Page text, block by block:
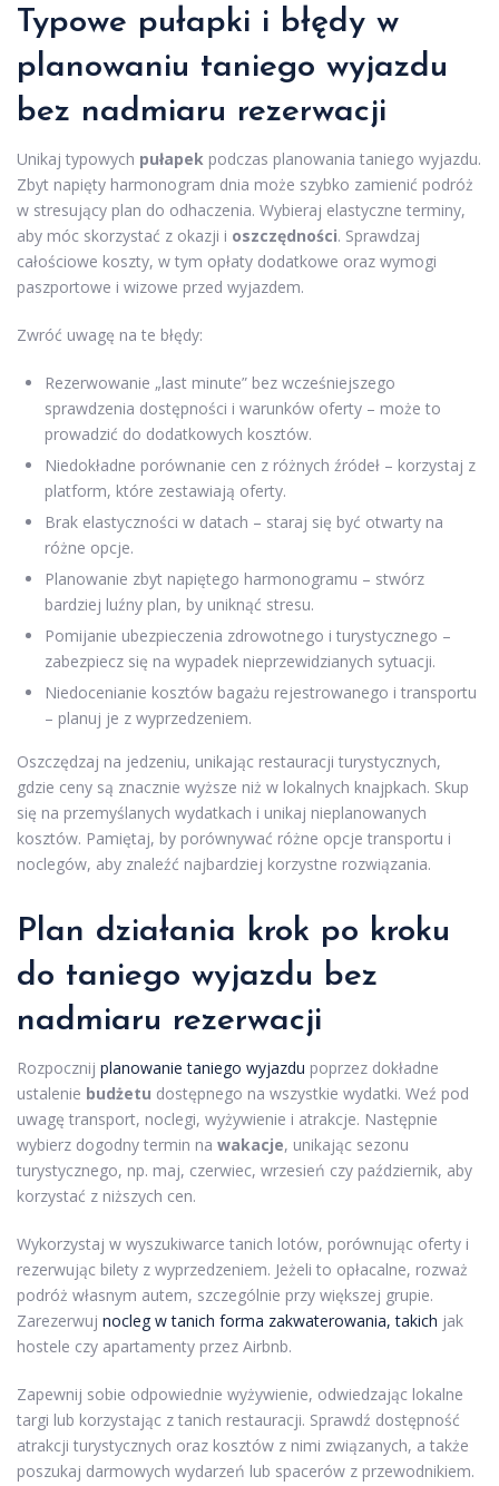
Typowe pułapki i błędy w
planowaniu taniego wyjazdu
bez nadmiaru rezerwacji
Unikaj typowych pułapek podczas planowania taniego wyjazdu.
Zbyt napięty harmonogram dnia może szybko zamienić podróż
w stresujący plan do odhaczenia. Wybieraj elastyczne terminy,
aby móc skorzystać z okazji i oszczędności. Sprawdzaj
całościowe koszty, w tym opłaty dodatkowe oraz wymogi
paszportowe i wizowe przed wyjazdem.
Zwróć uwagę na te błędy:
Rezerwowanie „last minute” bez wcześniejszego
sprawdzenia dostępności i warunków oferty – może to
prowadzić do dodatkowych kosztów.
Niedokładne porównanie cen z różnych źródeł – korzystaj z
platform, które zestawiają oferty.
Brak elastyczności w datach – staraj się być otwarty na
różne opcje.
Planowanie zbyt napiętego harmonogramu – stwórz
bardziej luźny plan, by uniknąć stresu.
Pomijanie ubezpieczenia zdrowotnego i turystycznego –
zabezpiecz się na wypadek nieprzewidzianych sytuacji.
Niedocenianie kosztów bagażu rejestrowanego i transportu
– planuj je z wyprzedzeniem.
Oszczędzaj na jedzeniu, unikając restauracji turystycznych,
gdzie ceny są znacznie wyższe niż w lokalnych knajpkach. Skup
się na przemyślanych wydatkach i unikaj nieplanowanych
kosztów. Pamiętaj, by porównywać różne opcje transportu i
noclegów, aby znaleźć najbardziej korzystne rozwiązania.
Plan działania krok po kroku
do taniego wyjazdu bez
nadmiaru rezerwacji
Rozpocznij planowanie taniego wyjazdu poprzez dokładne
ustalenie budżetu dostępnego na wszystkie wydatki. Weź pod
uwagę transport, noclegi, wyżywienie i atrakcje. Następnie
wybierz dogodny termin na wakacje, unikając sezonu
turystycznego, np. maj, czerwiec, wrzesień czy październik, aby
korzystać z niższych cen.
Wykorzystaj w wyszukiwarce tanich lotów, porównując oferty i
rezerwując bilety z wyprzedzeniem. Jeżeli to opłacalne, rozważ
podróż własnym autem, szczególnie przy większej grupie.
Zarezerwuj nocleg w tanich forma zakwaterowania, takich jak
hostele czy apartamenty przez Airbnb.
Zapewnij sobie odpowiednie wyżywienie, odwiedzając lokalne
targi lub korzystając z tanich restauracji. Sprawdź dostępność
atrakcji turystycznych oraz kosztów z nimi związanych, a także
poszukaj darmowych wydarzeń lub spacerów z przewodnikiem.